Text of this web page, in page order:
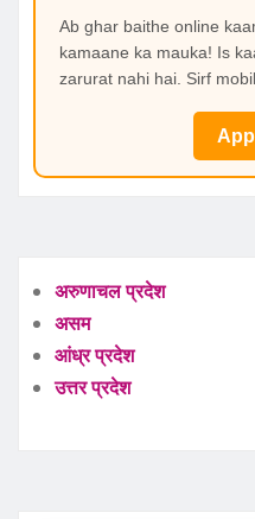
Ab ghar baithe online
kamaane ka mauka! Is
zarurat nahi hai. Sirf
अरुणाचल प्रदेश
असम
आंध्र प्रदेश
उत्तर प्रदेश